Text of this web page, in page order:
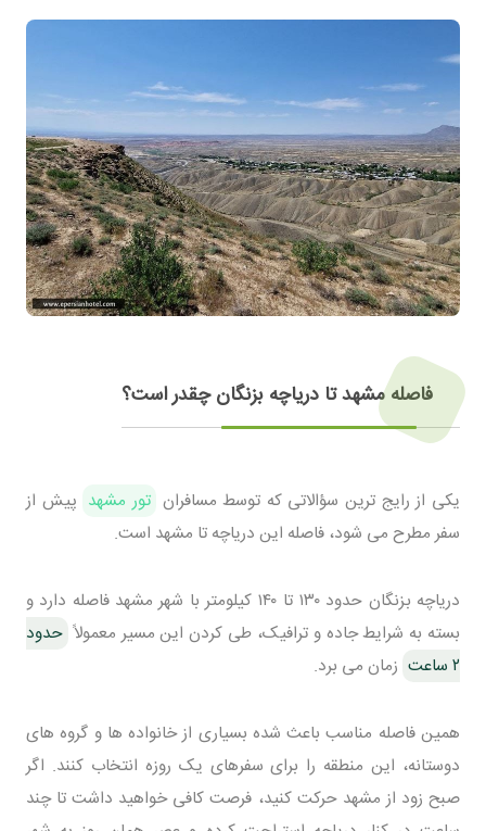
فاصله مشهد تا دریاچه بزنگان چقدر است؟
یکی از رایج ترین سؤالاتی که توسط مسافران تور مشهد پیش از
سفر مطرح می شود، فاصله این دریاچه تا مشهد است.
دریاچه بزنگان حدود ۱۳۰ تا ۱۴۰ کیلومتر با شهر مشهد فاصله دارد و
بسته به شرایط جاده و ترافیک، طی کردن این مسیر معمولاً حدود
۲ ساعت
زمان می برد.
همین فاصله مناسب باعث شده بسیاری از خانواده ها و گروه های
دوستانه، این منطقه را برای سفرهای یک روزه انتخاب کنند. اگر
صبح زود از مشهد حرکت کنید، فرصت کافی خواهید داشت تا چند